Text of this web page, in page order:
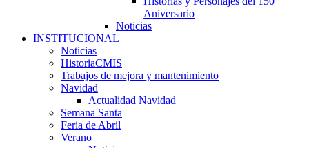
Aniversario
Noticias
INSTITUCIONAL
Noticias
HistoriaCMIS
Trabajos de mejora y mantenimiento
Navidad
Actualidad Navidad
Semana Santa
Feria de Abril
Verano